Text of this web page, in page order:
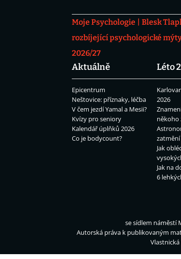
Moje Psychologie Blesk
rozbíjející psychologické
2026/27
Aktuálně
Epicentrum
Neštovice: příznaky, léčba
V čem jezdí Yamal a Mesii?
Kvízy pro seniory
Kalendář úplňků 2026
Co je bodycount?
Léto
2026
někoho
zatmění
Jak
Jak na
6
se sídlem náměstí
Autorská práva k publikovaným